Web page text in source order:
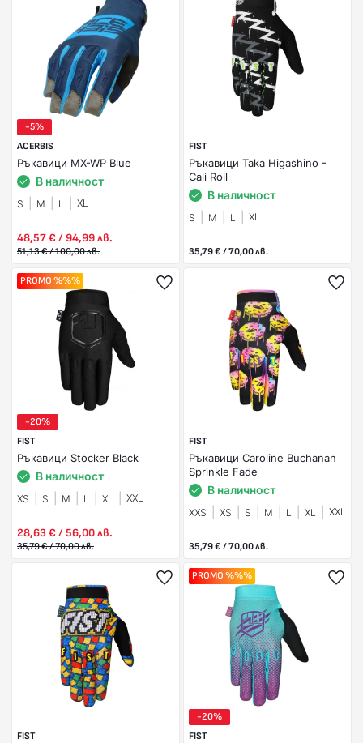
-5%
ACERBIS
Ръкавици MX-WP Blue
В наличност
S M L XL
48,57 € / 94,99 лв.
51,13 € / 100,00 лв.
FIST
Ръкавици Taka Higashino -
Cali Roll
В наличност
S M L XL
35,79 € / 70,00 лв.
PROMO %%%
-20%
FIST
Ръкавици Stocker Black
В наличност
XS S M L XL XXL
28,63 € / 56,00 лв.
35,79 € / 70,00 лв.
FIST
Ръкавици Caroline Buchanan
Sprinkle Fade
В наличност
XXS XS S M L XL XXL
35,79 € / 70,00 лв.
FIST
PROMO %%%
-20%
FIST